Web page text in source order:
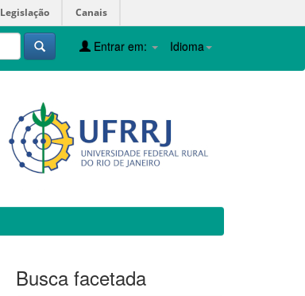
Legislação Canais
Idioma
Entrar em:
Busca facetada